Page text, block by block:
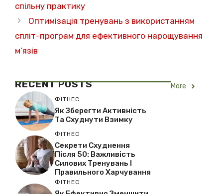
спільну практику
Оптимізація тренувань з використанням
спліт-програм для ефективного нарощування
м’язів
RECENTPOSTS More
ФІТНЕС
Як Зберегти Активність
Та Схуднути Взимку
ФІТНЕС
Секрети Схуднення
Після 50: Важливість
Силових Тренувань І
Правильного Харчування
ФІТНЕС